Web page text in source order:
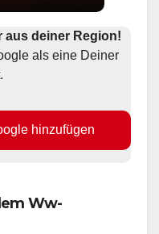
aus deiner Region!
als eine Deiner
hinzufügen
Ww-